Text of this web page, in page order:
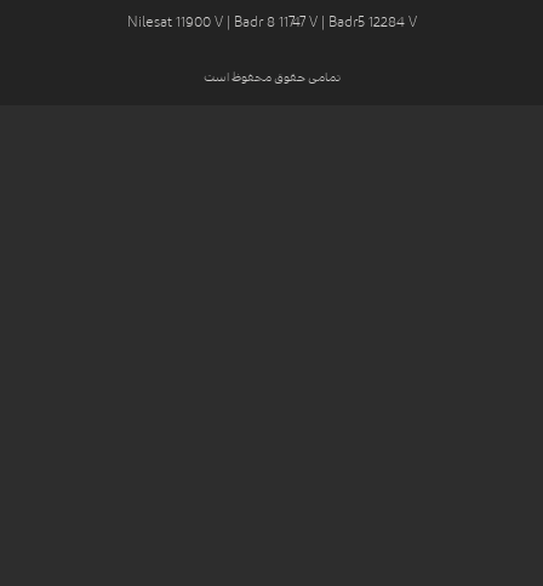
Nilesat 11900 V | Badr 8 11747 V | Badr5 12284 V
تمامی حقوق محفوظ است